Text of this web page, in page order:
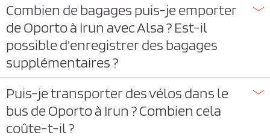
Combien de bagages puis-je emporter
de Oporto à Irun avec Alsa ? Est-il
possible d'enregistrer des bagages
supplémentaires ?
Puis-je transporter des vélos dans le
bus de Oporto à Irun ? Combien cela
coûte-t-il ?